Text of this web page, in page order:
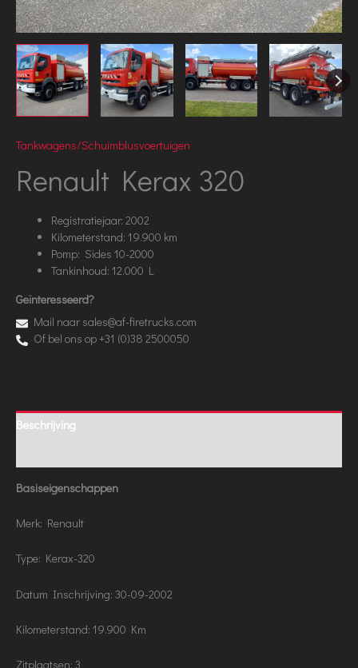
Tankwagens/Schuimblusvoertuigen
Renault Kerax 320
Registratiejaar: 2002
Kilometerstand: 19.900 km
Pomp: Sides 10-2000
Tankinhoud: 12.000 L
Geïnteresseerd?
Mail naar sales@af-firetrucks.com
Of bel ons op +31 (0)38 2500050
Beschrijving
Basiseigenschappen
Merk: Renault
Type: Kerax-320
Datum Inschrijving: 30-09-2002
Kilometerstand: 19.900 Km
Zitplaatsen: 3